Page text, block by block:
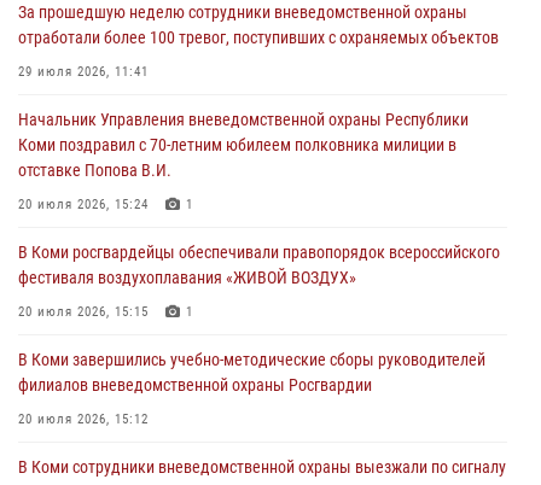
За прошедшую неделю сотрудники вневедомственной охраны
отработали более 100 тревог, поступивших с охраняемых объектов
29 июля 2026, 11:41
Начальник Управления вневедомственной охраны Республики
Коми поздравил с 70-летним юбилеем полковника милиции в
отставке Попова В.И.
20 июля 2026, 15:24 1
В Коми росгвардейцы обеспечивали правопорядок всероссийского
фестиваля воздухоплавания «ЖИВОЙ ВОЗДУХ»
20 июля 2026, 15:15 1
В Коми завершились учебно-методические сборы руководителей
филиалов вневедомственной охраны Росгвардии
20 июля 2026, 15:12
В Коми сотрудники вневедомственной охраны выезжали по сигналу